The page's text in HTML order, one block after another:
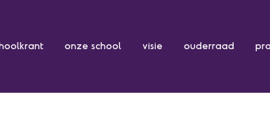
onze school visie ouderraad